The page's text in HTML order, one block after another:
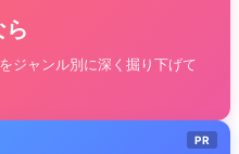
ジャンル別に深く掘り下げて
PR